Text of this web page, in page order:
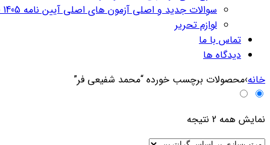
سوالات جدید و اصلی آزمون های اصلی آیین نامه 1405 قبولی 100%
لوازم تحریر
تماس با ما
دیدگاه ها
خانه›محصولات برچسب خورده “محمد شفیعی فر”
نمایش همه 2 نتیجه